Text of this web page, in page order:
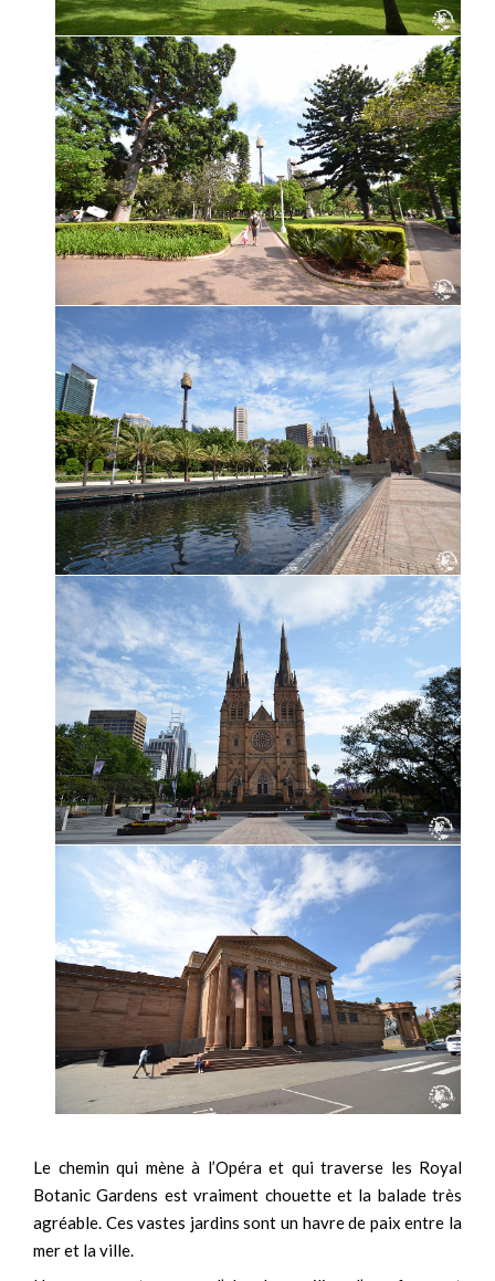
Le chemin qui mène à l’Opéra et qui traverse les Royal
Botanic Gardens est vraiment chouette et la balade très
agréable. Ces vastes jardins sont un havre de paix entre la
mer et la ville.